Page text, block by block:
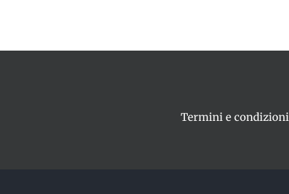
Termini e condizioni